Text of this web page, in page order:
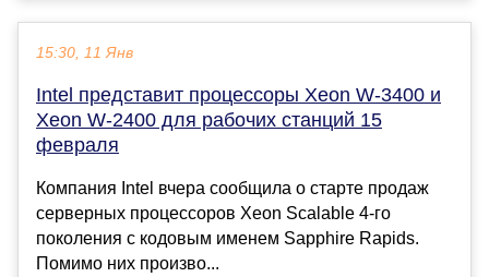
15:30, 11 Янв
Intel представит процессоры Xeon W-3400 и
Xeon W-2400 для рабочих станций 15
февраля
Компания Intel вчера сообщила о старте продаж
серверных процессоров Xeon Scalable 4-го
поколения с кодовым именем Sapphire Rapids.
Помимо них произво...